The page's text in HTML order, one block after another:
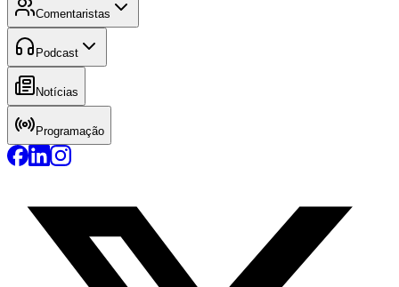
Comentaristas
Podcast
Notícias
Programação